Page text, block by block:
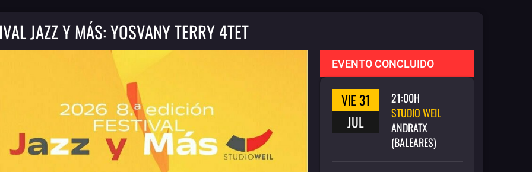
JAZZ Y MÁS: YOSVANY TERRY 4TET
EVENTO CONCLUIDO
VIE 31
JUL
21:00H
STUDIO WEIL
ANDRATX
(BALEARES)